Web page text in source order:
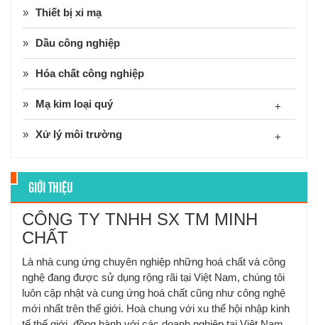
Thiết bị xi mạ
Dầu công nghiệp
Hóa chất công nghiệp
Mạ kim loại quý +
Xử lý môi trường +
GIỚI THIỆU
CÔNG TY TNHH SX TM MINH
CHẤT
Là nhà cung ứng chuyên nghiệp những hoá chất và công
nghệ đang được sử dụng rộng rãi tại Việt Nam, chúng tôi
luôn cập nhật và cung ứng hoá chất cũng như công nghệ
mới nhất trên thế giới. Hoà chung với xu thế hội nhập kinh